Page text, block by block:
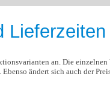
an. Die
ändert sich auch der